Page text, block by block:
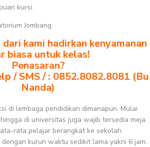
kursi.
Jombang
kami hadirkan kenyamanan
biasa untuk kelas!
Penasaran?
/ SMS / : 0852.8082.8081 (Bu
Nanda)
di lembaga pendidikan dimanapun. Mulai
hingga di universitas juga wajib tersedia meja
rata pelajar berangkat ke sekolah
kurun waktu sedikit lama yakni 6 jam.